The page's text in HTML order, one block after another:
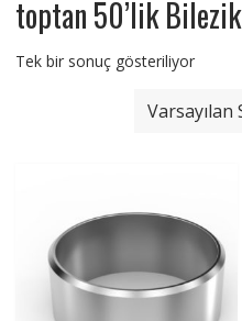
toptan 50’lik Bilezik
Tek bir sonuç gösteriliyor